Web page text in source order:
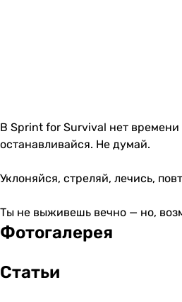
В Sprint for Survival нет
останавливайся. Не думай.
Уклоняйся, стреляй, лечись,
Ты не выживешь вечно — но,
Фотогалерея
Статьи